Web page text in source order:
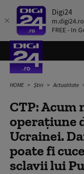
Digi24
m.digi24.ro
FREE - In
HOME Știri Actualitate
CTP: Acum
operațiune
Ucrainei.
poate fi
sclavii lui